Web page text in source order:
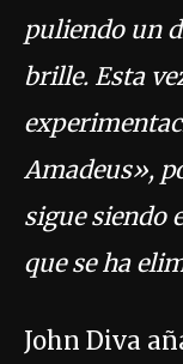
puliendo un
brille. Esta
Amadeus»,
sigue siendo
que se ha
John Diva